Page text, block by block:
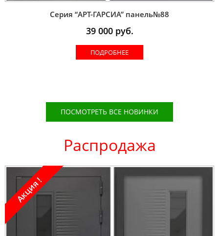
Серия “AРT-ГАРСИА” панель№88
39 000руб.
ПОДРОБНЕЕ
ПОСМОТРЕТЬ ВСЕ НОВИНКИ
Распродажа
Акция !